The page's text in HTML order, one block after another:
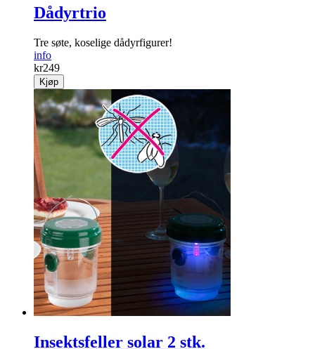
Dådyrtrio
Tre søte, koselige dådyr­figurer!
info
kr249
Kjøp